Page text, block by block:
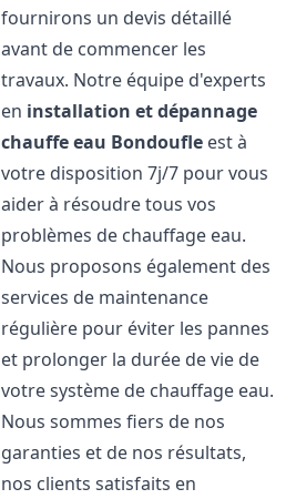
fournirons un devis détaillé
avant de commencer les
travaux. Notre équipe d'experts
en installation et dépannage
chauffe eau Bondoufle est à
votre disposition 7j/7 pour vous
aider à résoudre tous vos
problèmes de chauffage eau.
Nous proposons également des
services de maintenance
régulière pour éviter les pannes
et prolonger la durée de vie de
votre système de chauffage eau.
Nous sommes fiers de nos
garanties et de nos résultats,
nos clients satisfaits en